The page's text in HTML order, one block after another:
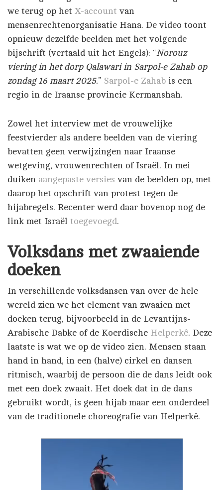
we terug op het X-account van
mensenrechtenorganisatie Hana. De video toont
opnieuw dezelfde beelden met het volgende
bijschrift (vertaald uit het Engels): “Norouz
viering in het dorp Qalawari in Sarpol-e Zahab op
zondag 16 maart 2025.” Sarpol-e Zahab is een
regio in de Iraanse provincie Kermanshah.
Zowel het interview met de vrouwelijke
feestvierder als andere beelden van de viering
bevatten geen verwijzingen naar Iraanse
wetgeving, vrouwenrechten of Israël. In mei
duiken aangepaste versies van de beelden op, met
daarop het opschrift van protest tegen de
hijabregels. Recenter werd daar bovenop nog de
link met Israël toegevoegd.
Volksdans met zwaaiende
doeken
In verschillende volksdansen van over de hele
wereld zien we het element van zwaaien met
doeken terug, bijvoorbeeld in de Levantijns-
Arabische Dabke of de Koerdische Helperkê. Deze
laatste is wat we op de video zien. Mensen staan
hand in hand, in een (halve) cirkel en dansen
ritmisch, waarbij de persoon die de dans leidt ook
met een doek zwaait. Het doek dat in de dans
gebruikt wordt, is geen hijab maar een onderdeel
van de traditionele choreografie van Helperkê.